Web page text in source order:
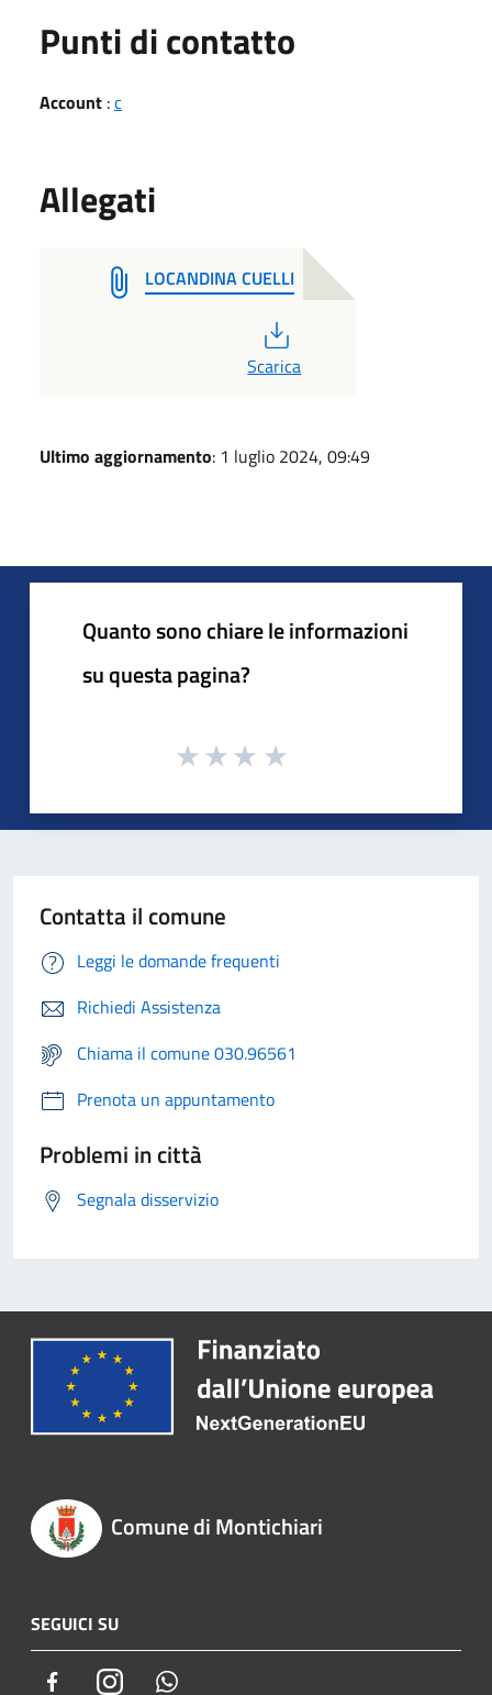
Punti di contatto
Account :c
Allegati
LOCANDINA CUELLI
Scarica
Ultimo aggiornamento: 1 luglio 2024, 09:49
Quanto sono chiare le informazioni
su questa pagina?
Contatta il comune
Leggi le domande frequenti
Richiedi Assistenza
Chiama il comune 030.96561
Prenota un appuntamento
Problemi in città
Segnala disservizio
Comune di Montichiari
SEGUICI SU
FacebookInstagram